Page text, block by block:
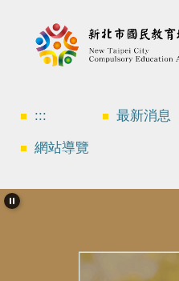
::: 最新消息
網站導覽